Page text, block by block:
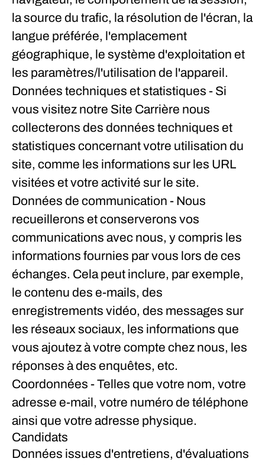
la source du trafic, la résolution de l'écran, la
langue préférée, l'emplacement
géographique, le système d'exploitation et
les paramètres/l'utilisation de l'appareil.
Données techniques et statistiques - Si
vous visitez notre Site Carrière nous
collecterons des données techniques et
statistiques concernant votre utilisation du
site, comme les informations sur les URL
visitées et votre activité sur le site.
Données de communication - Nous
recueillerons et conserverons vos
communications avec nous, y compris les
informations fournies par vous lors de ces
échanges. Cela peut inclure, par exemple,
le contenu des e-mails, des
enregistrements vidéo, des messages sur
les réseaux sociaux, les informations que
vous ajoutez à votre compte chez nous, les
réponses à des enquêtes, etc.
Coordonnées - Telles que votre nom, votre
adresse e-mail, votre numéro de téléphone
ainsi que votre adresse physique.
Candidats
Données issues d'entretiens, d'évaluations